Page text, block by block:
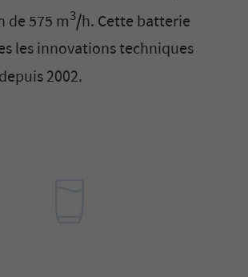
de 575 m3/h. Cette batterie
les innovations techniques
2002.